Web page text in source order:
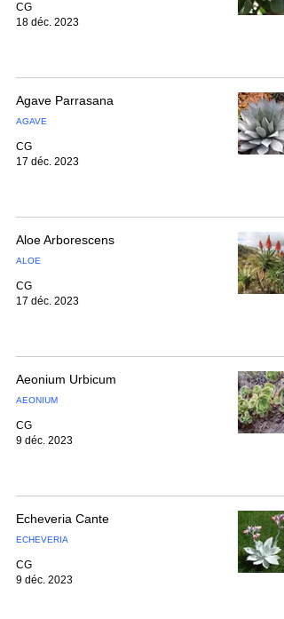
CG
18 déc. 2023
Agave Parrasana
AGAVE
CG
17 déc. 2023
Aloe Arborescens
ALOE
CG
17 déc. 2023
Aeonium Urbicum
AEONIUM
CG
9 déc. 2023
Echeveria Cante
ECHEVERIA
CG
9 déc. 2023